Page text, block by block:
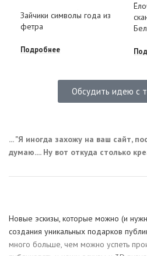
Зайчики символы года из
фетра
Подробнее
Обсудить идею с
... "Я иногда захожу на ваш сайт,
думаю.... Ну вот откуда столько
Новые эскизы, которые можно (и
создания уникальных подарков
много больше, чем можно успеть